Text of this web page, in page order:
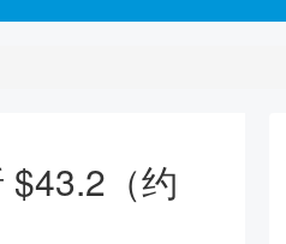
$43.2（约